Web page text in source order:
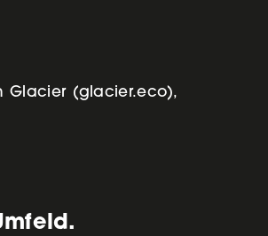
Glacier (glacier.eco),